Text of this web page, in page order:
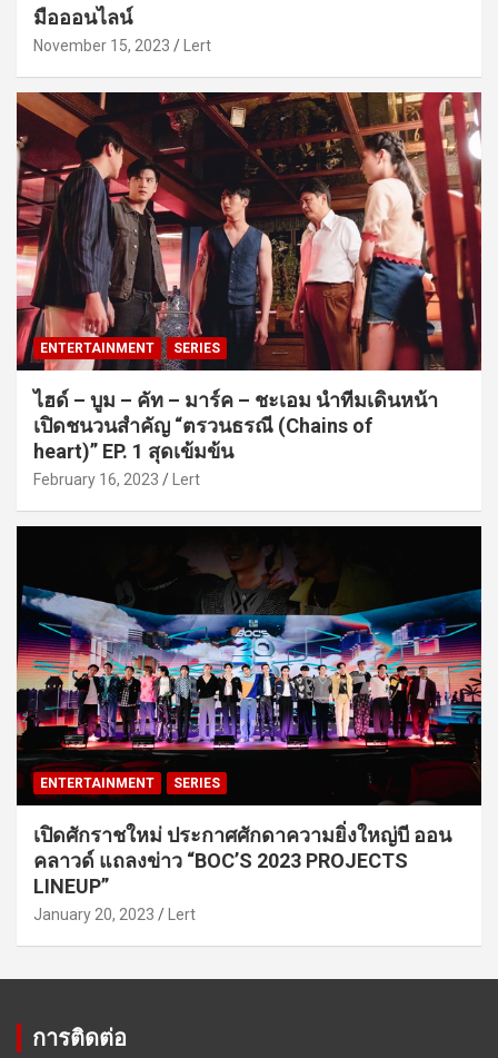
มือออนไลน์
November 15, 2023 Lert
ENTERTAINMENT SERIES
ไฮด์ – บูม – คัท – มาร์ค – ชะเอม นำทีมเดินหน้า
เปิดชนวนสำคัญ “ตรวนธรณี (Chains of
heart)” EP. 1 สุดเข้มข้น
February 16, 2023 Lert
ENTERTAINMENT SERIES
เปิดศักราชใหม่ ประกาศศักดาความยิ่งใหญ่บี ออน
คลาวด์ แถลงข่าว “BOC’S 2023 PROJECTS
LINEUP”
January 20, 2023 Lert
การติดต่อ